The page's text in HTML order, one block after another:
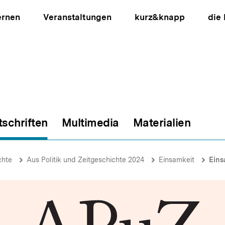
Veranstaltungen kurz&knapp die
Multimedia Materialien
Aus Politik und Zeitgeschichte 2024 Einsamkeit